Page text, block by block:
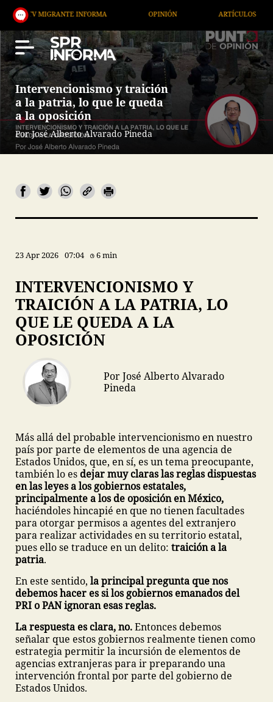
INFORMA OPINIÓN ARTÍCULOS
Intervencionismo y traición
a la patria, lo que le queda
a la oposición
Por José Alberto Alvarado Pineda
23 Apr 2026 07:04 6 min
INTERVENCIONISMO Y
TRAICIÓN A LA PATRIA, LO
QUE LE QUEDA A LA
OPOSICIÓN
Por José Alberto Alvarado
Pineda
Más allá del probable intervencionismo en nuestro
país por parte de elementos de una agencia de
Estados Unidos, que, en sí, es un tema preocupante,
también lo es dejar muy claras las reglas dispuestas
en las leyes a los gobiernos estatales,
principalmente a los de oposición en México,
haciéndoles hincapié en que no tienen facultades
para otorgar permisos a agentes del extranjero
para realizar actividades en su territorio estatal,
pues ello se traduce en un delito: traición a la
patria.
En este sentido, la principal pregunta que nos
debemos hacer es si los gobiernos emanados del
PRI o PAN ignoran esas reglas.
La respuesta es clara, no.Entonces debemos
señalar que estos gobiernos realmente tienen como
estrategia permitir la incursión de elementos de
agencias extranjeras para ir preparando una
intervención frontal por parte del gobierno de
Estados Unidos.